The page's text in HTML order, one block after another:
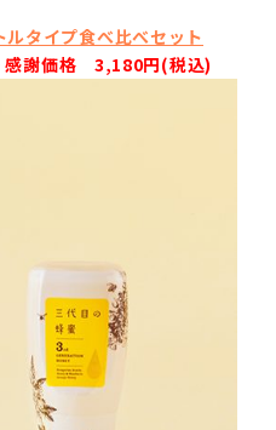
タイプ食べ比べセット
感謝価格 3,180円(税込)